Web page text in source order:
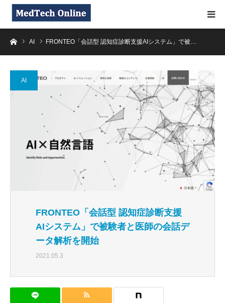
ホーム
AI FRONTEO「会話型 認知症診断支援AIシステム」で被…
AI
FRONTEO「会話型 認知症診断支援
AIシステム」で被験者と医師の会話デ
ータ解析を開始
2021.05.3